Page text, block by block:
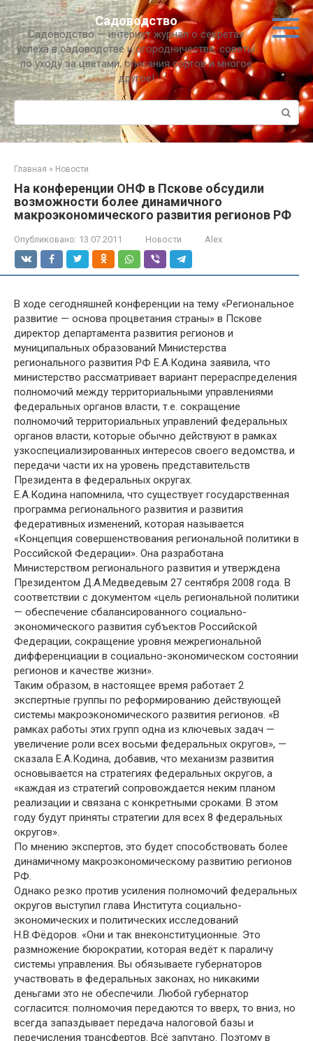
Перейти
к
контенту
Садоводство
Садоводство — интернет журнал о секретах
успеха в садоводстве и огородничестве, советы
по уходу за цветами, описания сортов и многое
другое!
Поиск:
Главная » Новости
На конференции ОНФ в Пскове обсудили
возможности более динамичного
макроэкономического развития регионов РФ
Опубликовано: 13.07.2011 Новости Alex
В ходе сегодняшней конференции на тему «Региональное
развитие — основа процветания страны» в Пскове
директор департамента развития регионов и
муниципальных образований Министерства
регионального развития РФ Е.А.Кодина заявила, что
министерство рассматривает вариант перераспределения
полномочий между территориальными управлениями
федеральных органов власти, т.е. сокращение
полномочий территориальных управлений федеральных
органов власти, которые обычно действуют в рамках
узкоспециализированных интересов своего ведомства, и
передачи части их на уровень представительств
Президента в федеральных округах.
Е.А.Кодина напомнила, что существует государственная
программа регионального развития и развития
федеративных изменений, которая называется
«Концепция совершенствования региональной политики в
Российской Федерации». Она разработана
Министерством регионального развития и утверждена
Президентом Д.А.Медведевым 27 сентября 2008 года. В
соответствии с документом «цель региональной политики
— обеспечение сбалансированного социально-
экономического развития субъектов Российской
Федерации, сокращение уровня межрегиональной
дифференциации в социально-экономическом состоянии
регионов и качестве жизни».
Таким образом, в настоящее время работает 2
экспертные группы по реформированию действующей
системы макроэкономического развития регионов. «В
рамках работы этих групп одна из ключевых задач —
увеличение роли всех восьми федеральных округов», —
сказала Е.А.Кодина, добавив, что механизм развития
основывается на стратегиях федеральных округов, а
«каждая из стратегий сопровождается неким планом
реализации и связана с конкретными сроками. В этом
году будут приняты стратегии для всех 8 федеральных
округов».
По мнению экспертов, это будет способствовать более
динамичному макроэкономическому развитию регионов
РФ.
Однако резко против усиления полномочий федеральных
округов выступил глава Института социально-
экономических и политических исследований
Н.В.Фёдоров. «Они и так внеконституционные. Это
размножение бюрократии, которая ведёт к параличу
системы управления. Вы обязываете губернаторов
участвовать в федеральных законах, но никакими
деньгами это не обеспечили. Любой губернатор
согласится: полномочия передаются то вверх, то вниз, но
всегда запаздывает передача налоговой базы и
перечисления трансфертов. Всё запутано. Поэтому в